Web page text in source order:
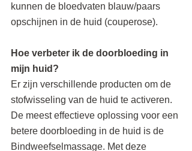
kunnen de bloedvaten blauw/paars
opschijnen in de huid (couperose).
Hoe verbeter ik de doorbloeding in
mijn huid?
Er zijn verschillende producten om de
stofwisseling van de huid te activeren.
De meest effectieve oplossing voor een
betere doorbloeding in de huid is de
Bindweefselmassage. Met deze